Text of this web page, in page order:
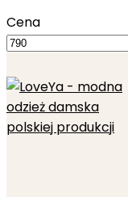
Cena
Cena